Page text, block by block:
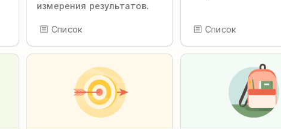
измерения результатов.
Список Список